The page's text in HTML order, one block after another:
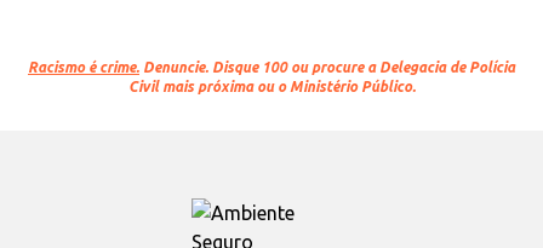
Racismo é crime. Denuncie. Disque 100 ou procure a Delegacia de Polícia
Civil mais próxima ou o Ministério Público.